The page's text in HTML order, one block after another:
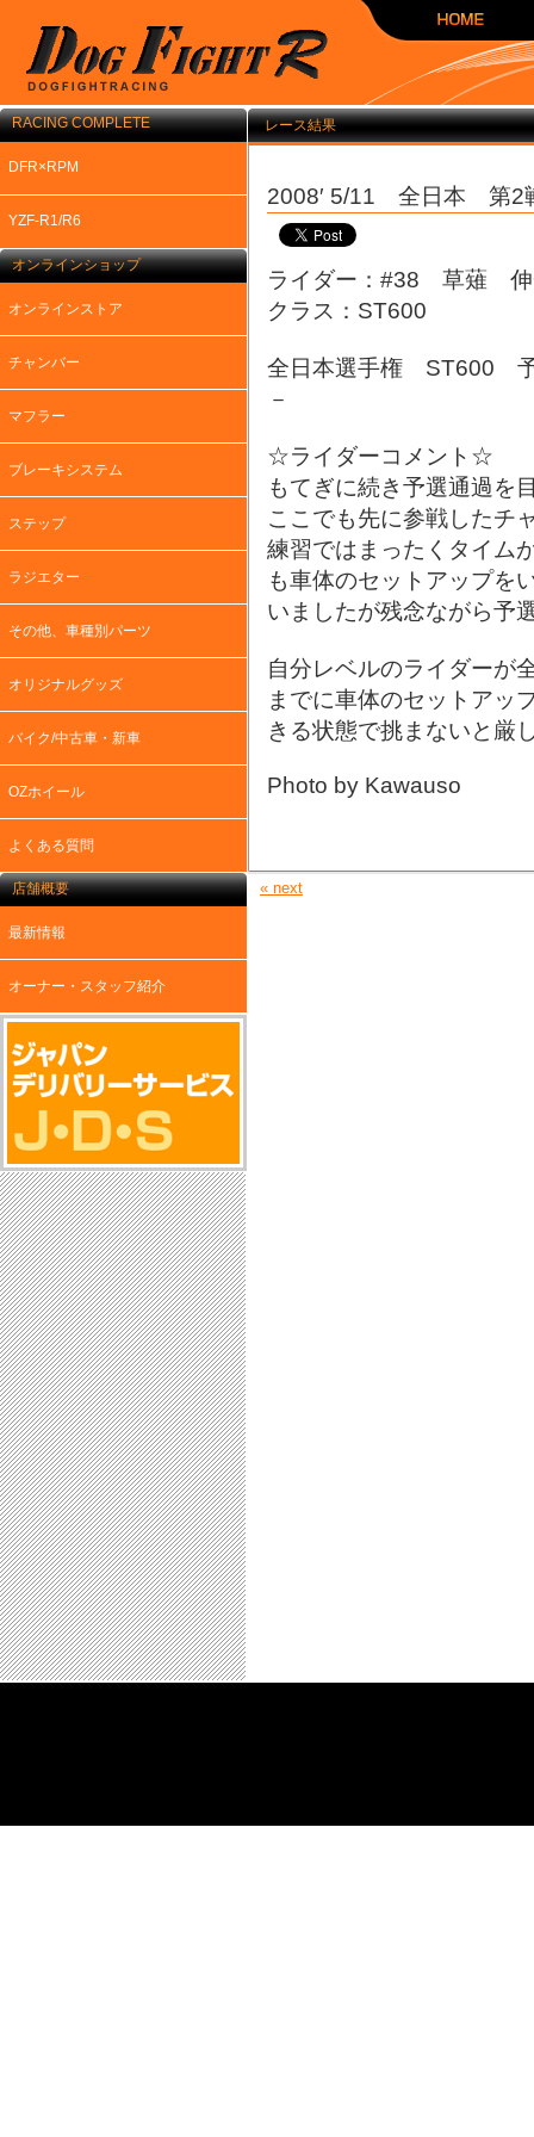
レース結果
2008′ 5/11 全日本
ライダー：#38 草薙
クラス：ST600
全日本選手権
－
☆ライダーコメント☆
もてぎに続き予選通過を
ここでも先に参戦したチ
練習ではまったくタイム
も車体のセットアップを
いましたが残念ながら予
自分レベルのライダーが
までに車体のセットアッ
きる状態で挑まないと厳
Photo by Kawauso
« next
RACING COMPLETE
DFR×RPM
YZF-R1/R6
オンラインショップ
オンラインストア
チャンバー
マフラー
ブレーキシステム
ステップ
ラジエター
その他、車種別パーツ
オリジナルグッズ
バイク/中古車・新車
OZホイール
よくある質問
店舗概要
最新情報
オーナー・スタッフ紹介